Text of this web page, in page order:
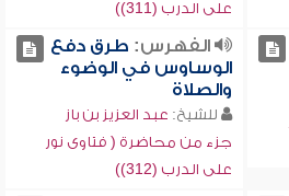
على الدرب (311))
الفهرس: طرق دفع
الوساوس في الوضوء
والصلاة
للشيخ: عبد العزيز بن باز
جزء من محاضرة ( فتاوى نور
على الدرب (312))